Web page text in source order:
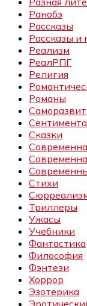
Ранобэ
Рассказы
Рассказы и
Реализм
РеалРПГ
Религия
Романы
Сказки
Стихи
Триллеры
Ужасы
Учебники
Фантастика
Философия
Фэнтези
Хоррор
Эзотерика